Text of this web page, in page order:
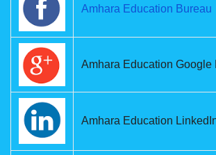
Amhara Education Bureau
Amhara Education Google
Amhara Education